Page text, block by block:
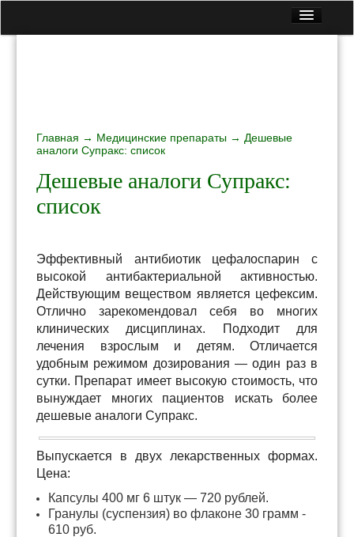
Главная
Лекарственные растения
Народные рецепты
Полезная еда
Главная → Медицинские препараты → Дешевые
аналоги Супракс: список
Дешевые аналоги Супракс:
список
Эффективный антибиотик цефалоспарин с
высокой антибактериальной активностью.
Действующим веществом является цефексим.
Отлично зарекомендовал себя во многих
клинических дисциплинах. Подходит для
лечения взрослым и детям. Отличается
удобным режимом дозирования — один раз в
сутки. Препарат имеет высокую стоимость, что
вынуждает многих пациентов искать более
дешевые аналоги Супракс.
Выпускается в двух лекарственных формах.
Цена:
Капсулы 400 мг 6 штук — 720 рублей.
Гранулы (суспензия) во флаконе 30 грамм -
610 руб.